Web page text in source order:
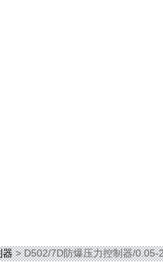
器> D502/7D防爆压力控制器/0.05-